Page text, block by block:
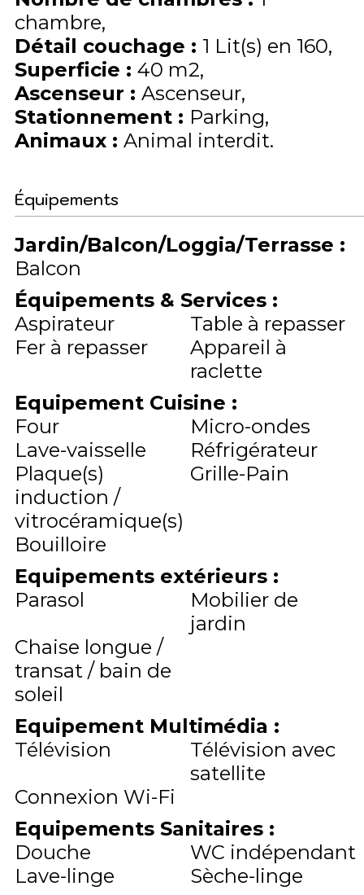
chambre
Détail couchage : 1 Lit(s) en 160
Superficie : 40 m2
Ascenseur : Ascenseur
Stationnement : Parking
Animaux : Animal interdit
Équipements
Jardin/Balcon/Loggia/Terrasse :
Balcon
Équipements & Services :
Aspirateur
Table à repasser
Fer à repasser
Appareil à
raclette
Equipement Cuisine :
Four
Micro-ondes
Lave-vaisselle
Réfrigérateur
Plaque(s)
induction /
vitrocéramique(s)
Grille-Pain
Bouilloire
Equipements extérieurs :
Parasol
Mobilier de
jardin
Chaise longue /
transat / bain de
soleil
Equipement Multimédia :
Télévision
Télévision avec
satellite
Connexion Wi-Fi
Equipements Sanitaires :
Douche
WC indépendant
Lave-linge
Sèche-linge